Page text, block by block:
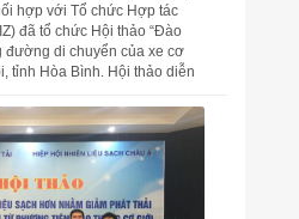
hợp với Tổ chức Hợp tác
đã tổ chức Hội thảo “Đào
đường di chuyển của xe cơ
tỉnh Hòa Bình. Hội thảo diễn